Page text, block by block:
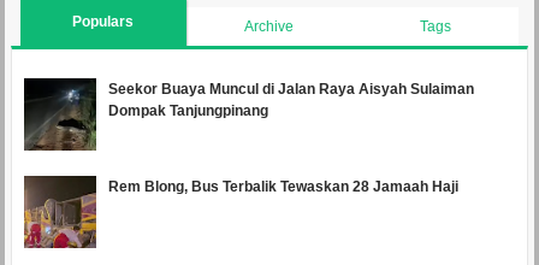
Populars Archive Tags
Seekor Buaya Muncul di Jalan Raya Aisyah Sulaiman
Dompak Tanjungpinang
Rem Blong, Bus Terbalik Tewaskan 28 Jamaah Haji